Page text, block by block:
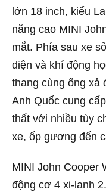
lớn 18 inch, kiểu
năng cao MINI
mắt. Phía sau xe
diện và khí động
thang cùng ống xả
Anh Quốc cung
thất với nhiều tùy
xe, ốp gương đến
MINI John Cooper
động cơ 4 xi-lanh